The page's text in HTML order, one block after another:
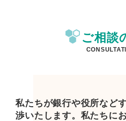
ご相談
私たちが銀行や役所など
渉いたします。 私たちに